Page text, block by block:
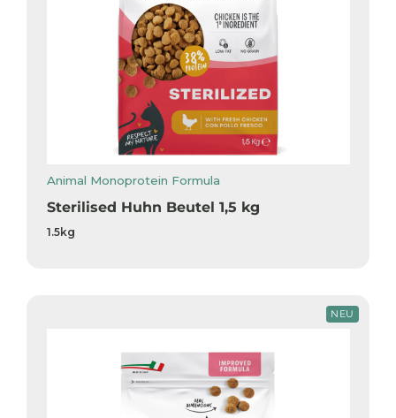
Animal Monoprotein Formula
Sterilised Huhn Beutel 1,5 kg
1.5kg
NEU